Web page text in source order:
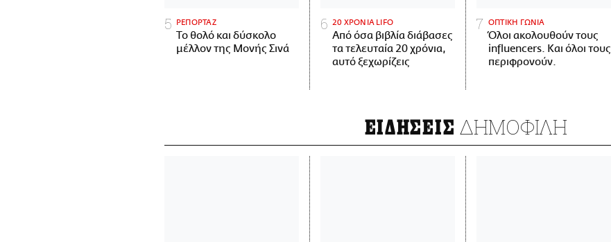
ΡΕΠΟΡΤΑΖ
Το θολό και δύσκολο
μέλλον της Μονής Σινά
20 ΧΡΟΝΙΑ LIFO
Από όσα βιβλία διάβασες
τα τελευταία 20 χρόνια,
αυτό ξεχωρίζεις
ΟΠΤΙΚΗ ΓΩΝΙΑ
Όλοι ακολουθούν τους
influencers. Και όλοι τους
περιφρονούν.
ΕΙΔΗΣΕΙΣ ΔΗΜΟΦΙΛΗ